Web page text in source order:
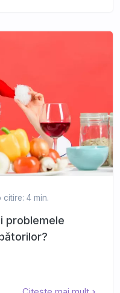
citire: 4 min.
problemele